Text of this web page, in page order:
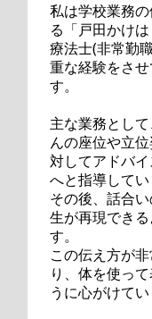
私は学校業務
る「戸田かけ
療法士(非常勤
重な経験をさ
す。
主な業務とし
んの座位や立
対してアドバ
へと指導してい
その後、話合
生が再現でき
す。
この伝え方が
り、体を使っ
うに心がけてい